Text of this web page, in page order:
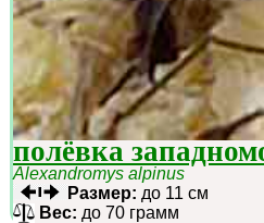
полёвка
Alexandromys alpinus
Размер: до 11 см
Вес: до 70 грамм